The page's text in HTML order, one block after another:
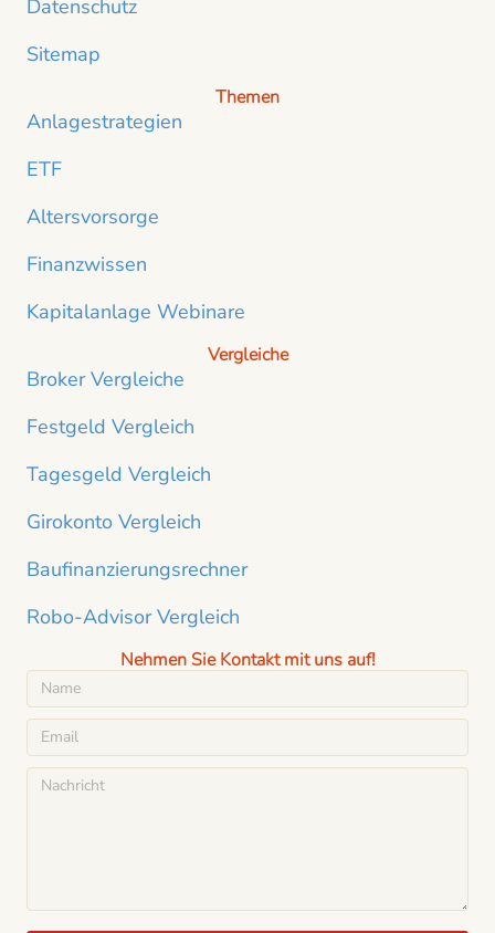
Datenschutz
Sitemap
Themen
Anlagestrategien
ETF
Altersvorsorge
Finanzwissen
Kapitalanlage Webinare
Vergleiche
Broker Vergleiche
Festgeld Vergleich
Tagesgeld Vergleich
Girokonto Vergleich
Baufinanzierungsrechner
Robo-Advisor Vergleich
Nehmen Sie Kontakt mit uns auf!